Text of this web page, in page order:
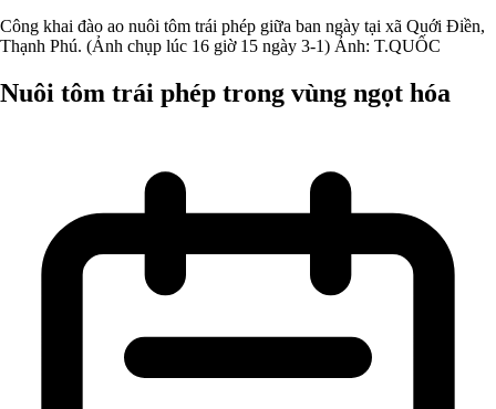
Công khai đào ao nuôi tôm trái phép giữa ban ngày tại xã Quới Điền,
Thạnh Phú. (Ảnh chụp lúc 16 giờ 15 ngày 3-1) Ảnh: T.QUỐC
Nuôi tôm trái phép trong vùng ngọt hóa